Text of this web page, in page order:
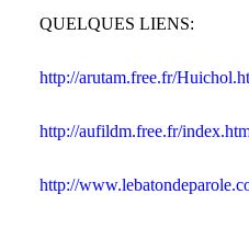
QUELQUES LIENS:
http://arutam.free.fr/
http://aufildm.free.fr/
http://